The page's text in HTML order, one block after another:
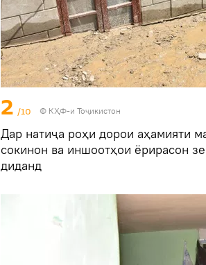
2 /10 © КҲФ-и Тоҷикистон
Дар натиҷа роҳи дорои аҳамияти
сокинон ва иншоотҳои ёрирасон
диданд